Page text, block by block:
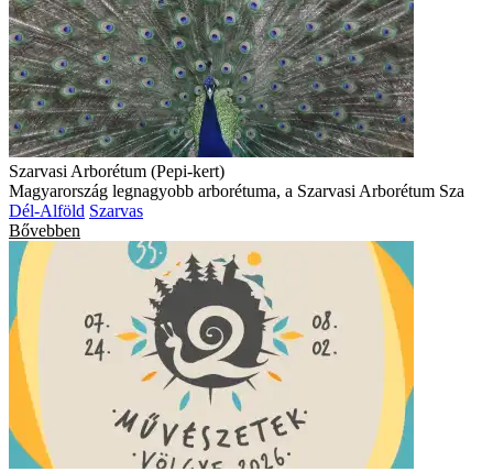
Szarvasi Arborétum (Pepi-kert)
Magyarország legnagyobb arborétuma, a Szarvasi Arborétum Sza
Dél-Alföld Szarvas
Bővebben